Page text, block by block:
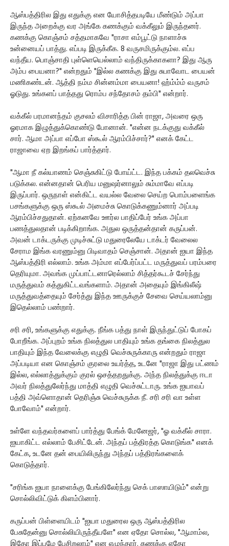
ஆஸ்பத்திரில இது எதுக்கு என யோசித்தபடியே மீண்டும் அப்பா
இருந்த அறைக்கு வர அங்கே கணக்கும் வக்கீலும் இருந்தனர்.
கணக்கு கொஞ்சம் சத்தமாகவே "ராசா எம்பூட்டு நாளாச்சு
உன்னையப் பாத்து. எப்படி இருக்கீக. 8 வருசமிருக்கும்ல. எப்ப
வந்தீய. பொஞ்சாதி புள்ளெயெல்லாம் வந்திருக்காகளா? இது ஆரு
அம்ப பையனா?" என்றதும் "இல்ல கணக்கு இது சுபாவோட பையன்
மணிகண்டன். ஆத்தி நம்ம சின்னம்மா பையனா! ஹ்ம்ம்ம் வருசம்
ஓடுது. உங்களப் பாத்தது ரொம்ப சந்தோசம் தம்பி" என்றார்.
வக்கீல் பரமானந்தம் குசலம் விசாரித்த பின் ராஜா, அவரை ஒரு
ஓரமாக இழுத்துக்கொண்டு போனான். "என்ன நடக்குது வக்கீல்
சார். ஆமா அப்பா எப்போ ஸ்கூல் ஆரம்பிச்சார்?" எனக் கேட்ட
ராஜாவை ஏற இறங்கப் பார்த்தார்.
"ஆமா நீ கல்யாணம் செஞ்சுகிட்டு போய்ட்ட. இந்த பக்கம் தலவெச்சு
படுக்கல. என்னதான் பெரிய மனுஷர்னாலும் சும்மாவே எப்படி
இருப்பார். ஒருநாள் என்கிட்ட வயல்ல வேலை செய்ற பொம்பளைங்க
பசங்களுக்கு ஒரு ஸ்கூல் அமைச்சு கொடுக்கணும்னார் அப்படி
ஆரம்பிச்சதுதான். ஏற்கனவே ஊர்ல பாதிப்பேர் உங்க அப்பா
பணத்துலதான் படிக்கிறாங்க. அதுல ஒருத்தன்தான் கருப்பன்.
அவன் டாக்டருக்கு முடிச்சுட்டு மதுரைலேயே டாக்டர் வேலைல
சேராம இங்க வரணும்னு பிடிவாதம் செஞ்சான். அதான் ஐயா இந்த
ஆஸ்பத்திரி எல்லாம். உங்க அம்மா எப்பேர்ப்பட்ட மருத்துவப் பரம்பரை
தெரியுமா. அவங்க முப்பாட்டனாரெல்லாம் சித்தர்கூடச் சேர்ந்து
மருத்துவம் கத்துகிட்டவங்களாம். அதான் அதையும் இங்கிலீஷ்
மருத்துவத்தையும் சேர்த்து இந்த ஊருக்குச் சேவை செய்யலாம்னு
இதெல்லாம் பண்றார்.
சரி சரி, உங்களுக்கு எதுக்கு. நீங்க பத்து நாள் இருந்துட்டுப் போகப்
போறீங்க. அப்புறம் உங்க நிலத்துல பாதியும் உங்க தங்கை நிலத்துல
பாதியும் இந்த வேலைக்கு எழுதி வெச்சுருக்காரு என்றதும் ராஜா
அப்படியா என கொஞ்சம் குரலை உயர்த்த, உடனே "ராஜா இது பட்ணம்
இல்ல, எல்லாத்துக்கும் குரல் ஒசத்தறதுக்கு. அந்த நிலத்துக்கு ஈடா
அவர் நிலத்துலேர்ந்து மாத்தி எழுதி வெச்சுட்டாரு. உங்க ஐயாவப்
பத்தி அவ்ளொதான் தெரிஞ்சு வெச்சுருக்க நீ. சரி சரி வா உள்ள
போவோம்" என்றார்.
உள்ளே வந்தவர்களைப் பார்த்து பேங்க் மேனேஜர், "ஓ வக்கீல் சாரா.
ஐயாகிட்ட எல்லாம் பேசிட்டேன். அந்தப் பத்திரத்த கொடுங்க" எனக்
கேட்க, உடனே தன் பையிலிருந்து அந்தப் பத்திரங்களைக்
கொடுத்தார்.
"சரிங்க ஐயா நாளைக்கு பேங்கிலேர்ந்து செக் பாஸாயிடும்" என்று
சொல்லிவிட்டுக் கிளம்பினார்.
கருப்பன் பிள்ளையிடம் "ஐயா மதுரைல ஒரு ஆஸ்பத்திரில
பேசுதேன்னு சொல்லியிருந்தீயளே" என ஏதோ சொல்ல, "ஆமாம்ல,